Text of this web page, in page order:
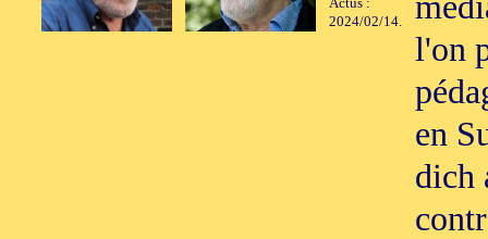
2024/02/14.
l'on
en
dich